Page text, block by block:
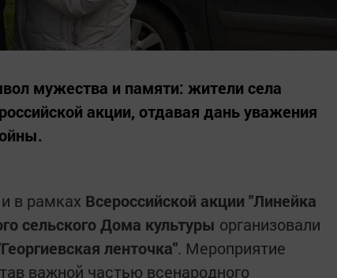
мужества и памяти: жители села
акции, отдавая дань уважения
и в рамках Всероссийской акции "Линейка
сельского Дома культуры организовали
ленточка". Мероприятие
важной частью всенародного